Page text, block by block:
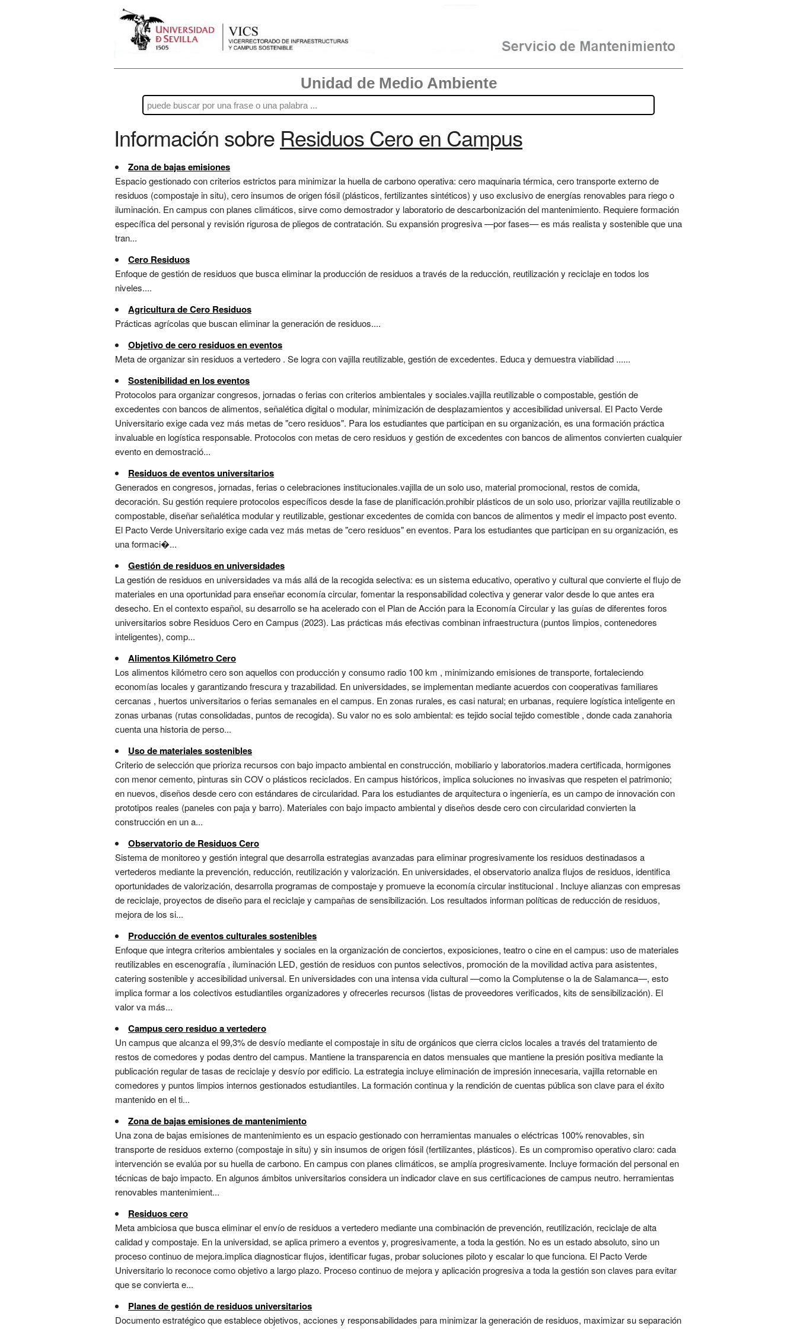
Unidad de Medio Ambiente
Información sobre Residuos Cero en Campus
Zona de bajas emisiones
Espacio gestionado con criterios estrictos para minimizar la huella de carbono operativa: cero maquinaria térmica, cero transporte externo de
residuos (compostaje in situ), cero insumos de origen fósil (plásticos, fertilizantes sintéticos) y uso exclusivo de energías renovables para riego o
iluminación. En campus con planes climáticos, sirve como demostrador y laboratorio de descarbonización del mantenimiento. Requiere formación
específica del personal y revisión rigurosa de pliegos de contratación. Su expansión progresiva —por fases— es más realista y sostenible que una
tran...
Cero Residuos
Enfoque de gestión de residuos que busca eliminar la producción de residuos a través de la reducción, reutilización y reciclaje en todos los
niveles....
Agricultura de Cero Residuos
Prácticas agrícolas que buscan eliminar la generación de residuos....
Objetivo de cero residuos en eventos
Meta de organizar sin residuos a vertedero . Se logra con vajilla reutilizable, gestión de excedentes. Educa y demuestra viabilidad ......
Sostenibilidad en los eventos
Protocolos para organizar congresos, jornadas o ferias con criterios ambientales y sociales.vajilla reutilizable o compostable, gestión de
excedentes con bancos de alimentos, señalética digital o modular, minimización de desplazamientos y accesibilidad universal. El Pacto Verde
Universitario exige cada vez más metas de "cero residuos". Para los estudiantes que participan en su organización, es una formación práctica
invaluable en logística responsable. Protocolos con metas de cero residuos y gestión de excedentes con bancos de alimentos convierten cualquier
evento en demostració...
Residuos de eventos universitarios
Generados en congresos, jornadas, ferias o celebraciones institucionales.vajilla de un solo uso, material promocional, restos de comida,
decoración. Su gestión requiere protocolos específicos desde la fase de planificación.prohibir plásticos de un solo uso, priorizar vajilla reutilizable o
compostable, diseñar señalética modular y reutilizable, gestionar excedentes de comida con bancos de alimentos y medir el impacto post evento.
El Pacto Verde Universitario exige cada vez más metas de "cero residuos" en eventos. Para los estudiantes que participan en su organización, es
una formaci�...
Gestión de residuos en universidades
La gestión de residuos en universidades va más allá de la recogida selectiva: es un sistema educativo, operativo y cultural que convierte el flujo de
materiales en una oportunidad para enseñar economía circular, fomentar la responsabilidad colectiva y generar valor desde lo que antes era
desecho. En el contexto español, su desarrollo se ha acelerado con el Plan de Acción para la Economía Circular y las guías de diferentes foros
universitarios sobre Residuos Cero en Campus (2023). Las prácticas más efectivas combinan infraestructura (puntos limpios, contenedores
inteligentes), comp...
Alimentos Kilómetro Cero
Los alimentos kilómetro cero son aquellos con producción y consumo radio 100 km , minimizando emisiones de transporte, fortaleciendo
economías locales y garantizando frescura y trazabilidad. En universidades, se implementan mediante acuerdos con cooperativas familiares
cercanas , huertos universitarios o ferias semanales en el campus. En zonas rurales, es casi natural; en urbanas, requiere logística inteligente en
zonas urbanas (rutas consolidadas, puntos de recogida). Su valor no es solo ambiental: es tejido social tejido comestible , donde cada zanahoria
cuenta una historia de perso...
Uso de materiales sostenibles
Criterio de selección que prioriza recursos con bajo impacto ambiental en construcción, mobiliario y laboratorios.madera certificada, hormigones
con menor cemento, pinturas sin COV o plásticos reciclados. En campus históricos, implica soluciones no invasivas que respeten el patrimonio;
en nuevos, diseños desde cero con estándares de circularidad. Para los estudiantes de arquitectura o ingeniería, es un campo de innovación con
prototipos reales (paneles con paja y barro). Materiales con bajo impacto ambiental y diseños desde cero con circularidad convierten la
construcción en un a...
Observatorio de Residuos Cero
Sistema de monitoreo y gestión integral que desarrolla estrategias avanzadas para eliminar progresivamente los residuos destinadasos a
vertederos mediante la prevención, reducción, reutilización y valorización. En universidades, el observatorio analiza flujos de residuos, identifica
oportunidades de valorización, desarrolla programas de compostaje y promueve la economía circular institucional . Incluye alianzas con empresas
de reciclaje, proyectos de diseño para el reciclaje y campañas de sensibilización. Los resultados informan políticas de reducción de residuos,
mejora de los si...
Producción de eventos culturales sostenibles
Enfoque que integra criterios ambientales y sociales en la organización de conciertos, exposiciones, teatro o cine en el campus: uso de materiales
reutilizables en escenografía , iluminación LED, gestión de residuos con puntos selectivos, promoción de la movilidad activa para asistentes,
catering sostenible y accesibilidad universal. En universidades con una intensa vida cultural —como la Complutense o la de Salamanca—, esto
implica formar a los colectivos estudiantiles organizadores y ofrecerles recursos (listas de proveedores verificados, kits de sensibilización). El
valor va más...
Campus cero residuo a vertedero
Un campus que alcanza el 99,3% de desvío mediante el compostaje in situ de orgánicos que cierra ciclos locales a través del tratamiento de
restos de comedores y podas dentro del campus. Mantiene la transparencia en datos mensuales que mantiene la presión positiva mediante la
publicación regular de tasas de reciclaje y desvío por edificio. La estrategia incluye eliminación de impresión innecesaria, vajilla retornable en
comedores y puntos limpios internos gestionados estudiantiles. La formación continua y la rendición de cuentas pública son clave para el éxito
mantenido en el ti...
Zona de bajas emisiones de mantenimiento
Una zona de bajas emisiones de mantenimiento es un espacio gestionado con herramientas manuales o eléctricas 100% renovables, sin
transporte de residuos externo (compostaje in situ) y sin insumos de origen fósil (fertilizantes, plásticos). Es un compromiso operativo claro: cada
intervención se evalúa por su huella de carbono. En campus con planes climáticos, se amplía progresivamente. Incluye formación del personal en
técnicas de bajo impacto. En algunos ámbitos universitarios considera un indicador clave en sus certificaciones de campus neutro. herramientas
renovables mantenimient...
Residuos cero
Meta ambiciosa que busca eliminar el envío de residuos a vertedero mediante una combinación de prevención, reutilización, reciclaje de alta
calidad y compostaje. En la universidad, se aplica primero a eventos y, progresivamente, a toda la gestión. No es un estado absoluto, sino un
proceso continuo de mejora.implica diagnosticar flujos, identificar fugas, probar soluciones piloto y escalar lo que funciona. El Pacto Verde
Universitario lo reconoce como objetivo a largo plazo. Proceso continuo de mejora y aplicación progresiva a toda la gestión son claves para evitar
que se convierta e...
Planes de gestión de residuos universitarios
Documento estratégico que establece objetivos, acciones y responsabilidades para minimizar la generación de residuos, maximizar su separación